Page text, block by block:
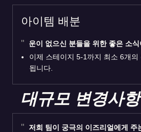
아이템 배분
운이 없으신 분들을 위한 좋은 소
이제 스테이지 5-1까지 최소 6개
됩니다.
대규모 변경사항
저희 팀이 궁극의 이즈리얼에게 주